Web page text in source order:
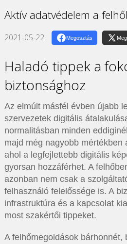
Aktív adatvédelem a
2021-05-22 Megosztás
Haladó tippek a
biztonsághoz
Az elmúlt másfél évben újabb
szervezetek digitális
normalitásban minden
majd még nagyobb mértékben
ahol a legfejlettebb digitális
gyorsan hozzáférhet. A
azonban nem csak a
felhasználó felelőssége is. A
infrastruktúra és a kapcsolat
most szakértői tippeket.
A felhőmegoldások bárhonnét,